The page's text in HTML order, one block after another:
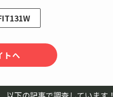
トへ